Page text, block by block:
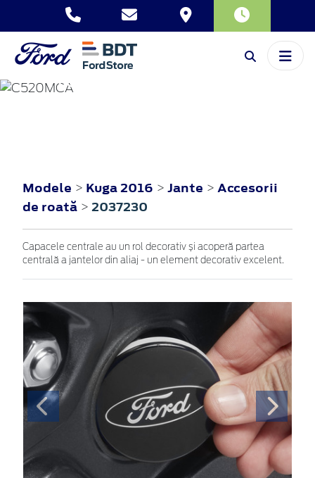
KUGA
Modele > Kuga 2016 > Jante > Accesorii
de roată > 2037230
Capacele centrale au un rol decorativ și acoperă partea
centrală a jantelor din aliaj - un element decorativ excelent.